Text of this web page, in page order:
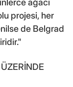
ağacı
projesi, her
de Belgrad